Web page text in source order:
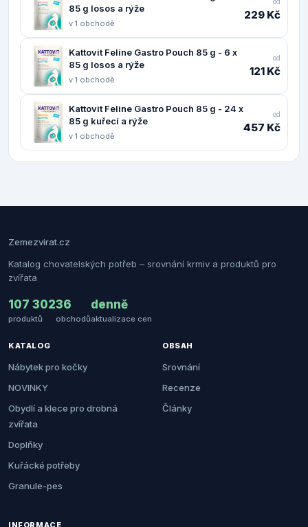
85 g losos a rýže
v 1 obchodě
229 Kč
Kattovit Feline Gastro Pouch 85 g - 6 x
85 g losos a rýže
v 1 obchodě
od
121 Kč
Kattovit Feline Gastro Pouch 85 g - 24 x
85 g kuřecí a rýže
v 1 obchodě
od
457 Kč
Zemezvirat.cz
Katalog chovatelských potřeb – srovnání krmiv a produktů pro
zvířata
107 302
produktů
36
obchodů
denně
aktualizace cen
KATALOG
Nábytek pro kočky
NOVINKY
Obydlí a klece pro drobná
zvířata
Doplňky
Kuřácké potřeby
Granule-pes
OBSAH
Srovnání
Recenze
Články